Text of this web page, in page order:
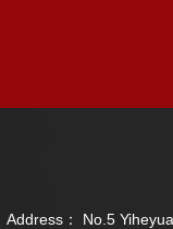
Address： No.5